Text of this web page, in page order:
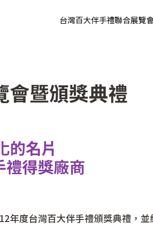
台灣百大伴手禮聯合展覽
114年度展會
111年度展會
會暨頒獎典禮
名片
得獎廠商
度台灣百大伴手禮頒獎典禮，並